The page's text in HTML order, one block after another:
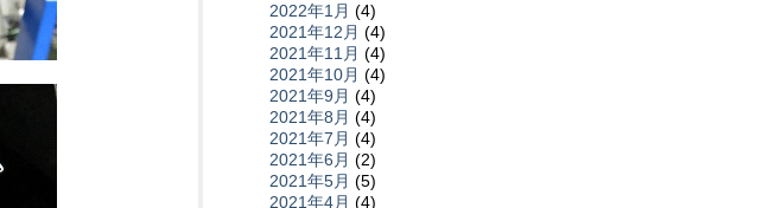
2022年1月 (4)
2021年12月 (4)
2021年11月 (4)
2021年10月 (4)
2021年9月 (4)
2021年8月 (4)
2021年7月 (4)
2021年6月 (2)
2021年5月 (5)
2021年4月 (4)